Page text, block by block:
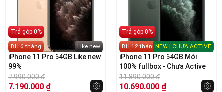
Trả góp 0%
BH 6 tháng Like new
iPhone 11 Pro 64GB Like new
99%
7.990.000₫
7.190.000 ₫
Trả góp 0%
BH 12 tháng NEW | CHƯA ACTIVE
iPhone 11 Pro 64GB Mới
100% fullbox - Chưa Active
11.890.000₫
10.690.000 ₫